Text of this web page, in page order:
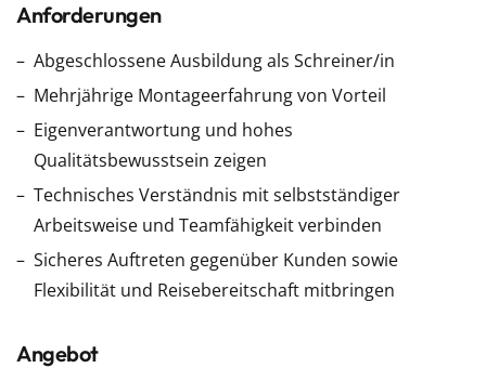
Anforderungen
Abgeschlossene Ausbildung als Schreiner/in
Mehrjährige Montageerfahrung von Vorteil
Eigenverantwortung und hohes
Qualitätsbewusstsein zeigen
Technisches Verständnis mit selbstständiger
Arbeitsweise und Teamfähigkeit verbinden
Sicheres Auftreten gegenüber Kunden sowie
Flexibilität und Reisebereitschaft mitbringen
Angebot